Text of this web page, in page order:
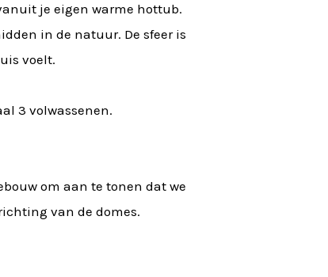
je eigen warme hottub.
in de natuur. De sfeer is
voelt.
3 volwassenen.
om aan te tonen dat we
van de domes.